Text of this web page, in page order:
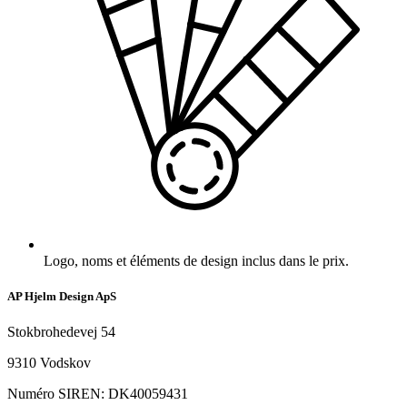
Logo, noms et éléments de design inclus dans le prix.
AP Hjelm Design ApS
Stokbrohedevej 54
9310 Vodskov
Numéro SIREN: DK40059431